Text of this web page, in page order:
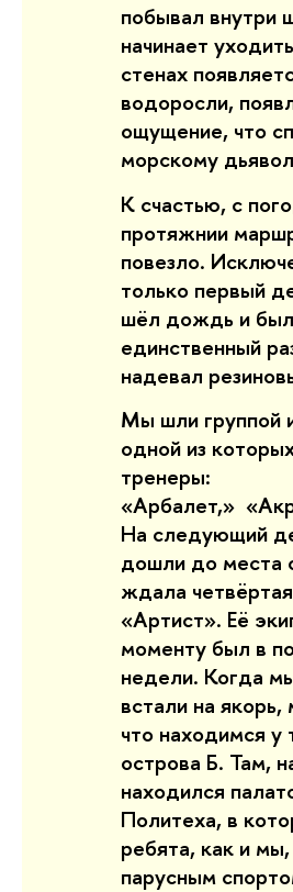
побывал внутри
начинает
стенах
водоросли,
ощущение, что
морскому
К счастью, с
протяжнии
повезло.
только первый
шёл дождь и
единственный
надевал
Мы шли группой
одной из
тренеры:
«Арбалет,» «
На следующий
дошли до места
ждала
«Артист». Её
моменту был в
недели. Когда
встали на
что находимся у
острова Б. Там,
находился
Политеха, в
ребята, как и
парусным